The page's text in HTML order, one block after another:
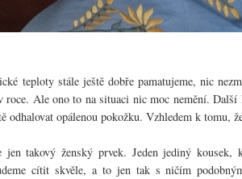
teploty stále ještě dobře pamatujeme, nic
roce. Ale ono to na situaci nic moc nemění.
odhalovat opálenou pokožku. Vzhledem k tomu,
jen takový ženský prvek. Jeden jediný
cítit skvěle, a to jen tak s ničím